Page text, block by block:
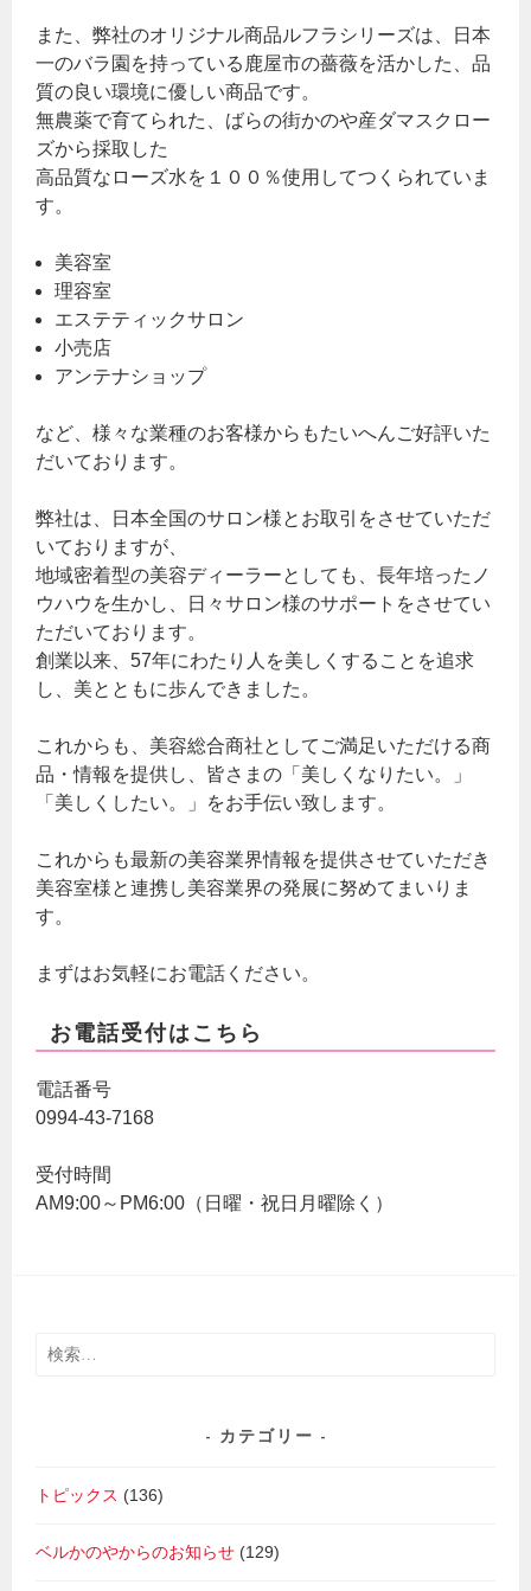
また、弊社のオリジナル商品ルフラシリーズは、日本
一のバラ園を持っている鹿屋市の薔薇を活かした、品
質の良い環境に優しい商品です。
無農薬で育てられた、ばらの街かのや産ダマスクロー
ズから採取した
高品質なローズ水を１００％使用してつくられていま
す。
美容室
理容室
エステティックサロン
小売店
アンテナショップ
など、様々な業種のお客様からもたいへんご好評いた
だいております。
弊社は、日本全国のサロン様とお取引をさせていただ
いておりますが、
地域密着型の美容ディーラーとしても、長年培ったノ
ウハウを生かし、日々サロン様のサポートをさせてい
ただいております。
創業以来、57年にわたり人を美しくすることを追求
し、美とともに歩んできました。
これからも、美容総合商社としてご満足いただける商
品・情報を提供し、皆さまの「美しくなりたい。」
「美しくしたい。」をお手伝い致します。
これからも最新の美容業界情報を提供させていただき
美容室様と連携し美容業界の発展に努めてまいりま
す。
まずはお気軽にお電話ください。
お電話受付はこちら
電話番号
0994-43-7168
受付時間
AM9:00～PM6:00（日曜・祝日月曜除く）
検
カテゴリー
トピックス (136)
ベルかのやからのお知らせ (129)